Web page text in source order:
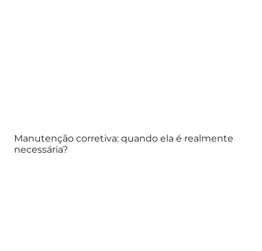
Manutenção corretiva: quando ela é realmente
necessária?